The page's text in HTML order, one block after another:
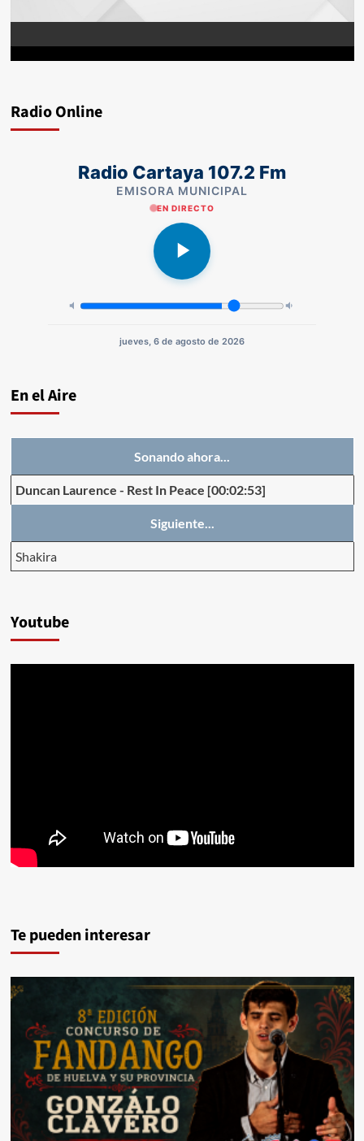
Radio Online
Radio Cartaya 107.2 Fm
EMISORA MUNICIPAL
EN DIRECTO
jueves, 6 de agosto de 2026
En el Aire
Sonando ahora...
Duncan Laurence - Rest In Peace [00:02:53]
Siguiente...
Shakira
Youtube
Te pueden interesar